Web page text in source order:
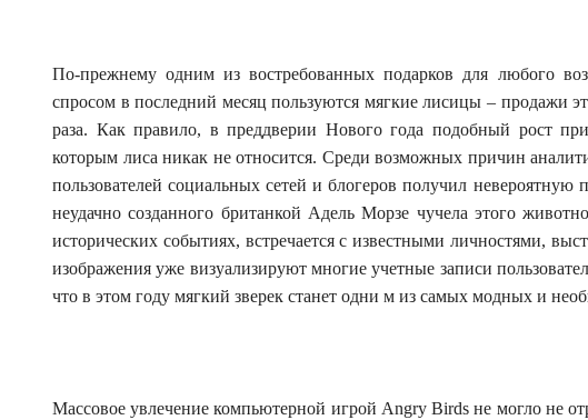
По-прежнему одним из востребованных подарков для любого
спросом в последний месяц пользуются мягкие лисицы – продажи
раза. Как правило, в преддверии Нового года подобный рост
которым лиса никак не относится. Среди возможных причин
пользователей социальных сетей и блогеров получил
неудачно созданного британкой Адель Морзе чучела этого
исторических событиях, встречается с известными личностями,
изображения уже визуализируют многие учетные записи
что в этом году мягкий зверек станет одни м из самых модных и
Массовое увлечение компьютерной игрой Angry Birds не могло не